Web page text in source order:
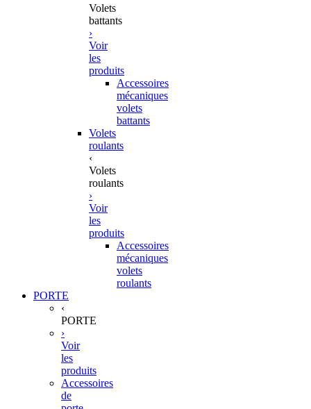
Volets
battants
›
Voir
les
produits
Accessoires
mécaniques
volets
battants
Volets
roulants
‹
Volets
roulants
›
Voir
les
produits
Accessoires
mécaniques
volets
roulants
PORTE
‹
PORTE
›
Voir
les
produits
Accessoires
de